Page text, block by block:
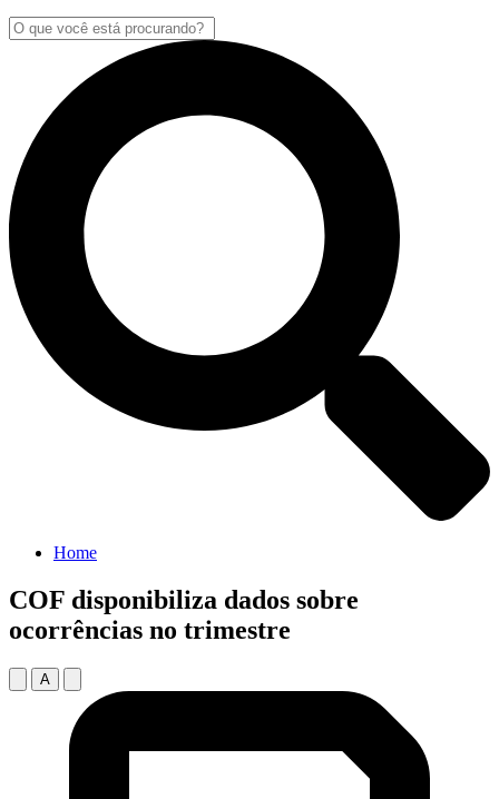
Home
COF disponibiliza dados sobre
ocorrências no trimestre
A